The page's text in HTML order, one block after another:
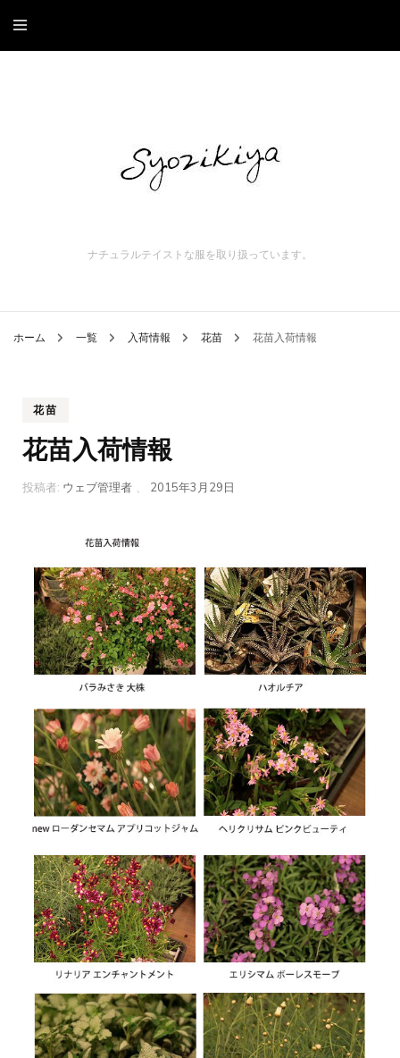
ナチュラルテイストな服を取り扱っています。
ホーム 一覧 入荷情報 花苗 花苗入荷情報
花苗
花苗入荷情報
投稿者: ウェブ管理者 、 2015年3月29日